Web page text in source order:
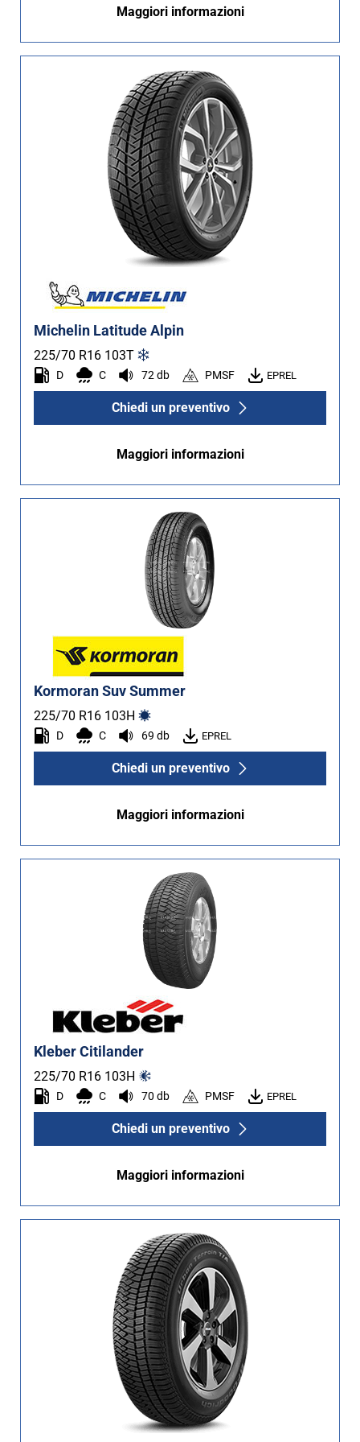
Non Run flat (91)
Maggiori informazioni
Michelin Latitude Alpin
225/70 R16 103T
D C 72 db PMSF EPREL
Chiedi un preventivo
Maggiori informazioni
Kormoran Suv Summer
225/70 R16 103H
D C 69 db EPREL
Chiedi un preventivo
Maggiori informazioni
Kleber Citilander
225/70 R16 103H
D C 70 db PMSF EPREL
Chiedi un preventivo
Maggiori informazioni